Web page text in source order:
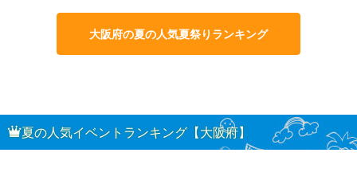
大阪府の夏の人気夏祭りランキング
夏の人気イベントランキング【大阪府】